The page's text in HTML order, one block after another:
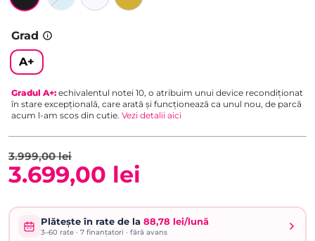
Grad
A+
Gradul A+: echivalentul notei 10, o atribuim unui device recondiționat
în stare excepțională, care arată și funcționează ca unul nou, de parcă
acum l-am scos din cutie. Vezi detalii aici
3.999,00lei
inițial
3.699,00 lei
curentPlătește în rate de la 88,78 lei/lună
3–60rate · 7finanțatori · fără avans